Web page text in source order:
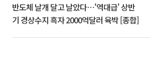
반도체 날개 달고 날았다⋯'역대급' 상반
기 경상수지 흑자 2000억달러 육박 [종합]